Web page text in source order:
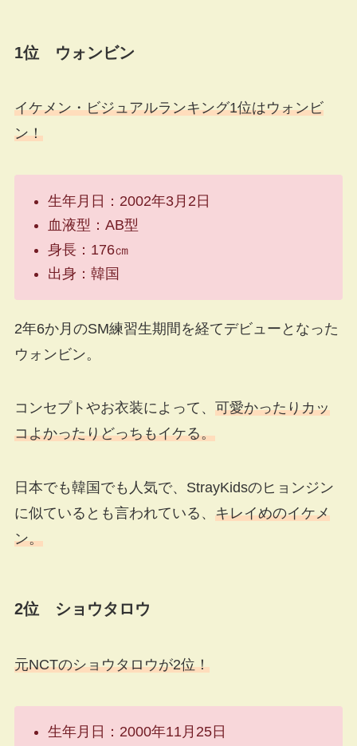
1位 ウォンビン
イケメン・ビジュアルランキング1位はウォンビ
ン！
生年月日：2002年3月2日
血液型：AB型
身長：176㎝
出身：韓国
2年6か月のSM練習生期間を経てデビューとなった
ウォンビン。
コンセプトやお衣装によって、 可愛かったりカッ
コよかったりどっちもイケる。
日本でも韓国でも人気で、StrayKidsのヒョンジン
に似ているとも言われている、 キレイめのイケメ
ン。
2位 ショウタロウ
元NCTのショウタロウが2位！
生年月日：2000年11月25日